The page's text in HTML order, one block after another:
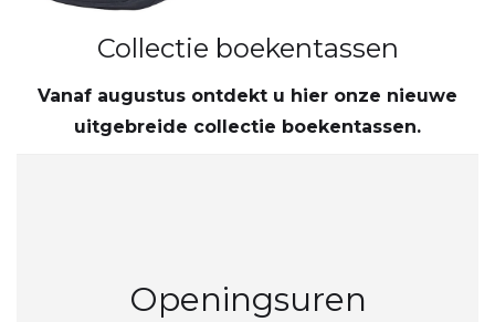
Collectie boekentassen
Vanaf augustus ontdekt u hier onze nieuwe
uitgebreide collectie boekentassen.
Openingsuren